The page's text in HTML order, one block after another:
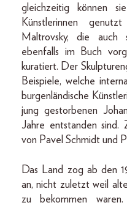
gleichzeitig können
Künstlerinnen
Maltrovsky, die auch
ebenfalls im Buch
kuratiert. Der
Beispiele, welche
burgenländische
jung gestorbenen
Jahre entstanden
von Pavel Schmidt und
Das Land zog ab den
an, nicht zuletzt weil
zu bekommen